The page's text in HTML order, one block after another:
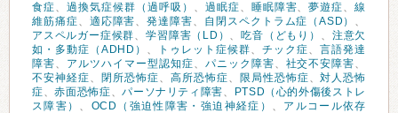
食症、 過換気症候群（過呼吸） 、 過眠症、 睡眠障害、夢遊症、線
維筋痛症、 適応障害、発達障害、 自閉スペクトラム症（ASD） 、
アスペルガー症候群、学習障害（LD） 、吃音（どもり） 、 注意欠
如・多動症（ADHD） 、 トゥレット症候群、チック症、言語発達
障害、 アルツハイマー型認知症、 パニック障害、 社交不安障害、
不安神経症、 閉所恐怖症、 高所恐怖症、 限局性恐怖症、対人恐怖
症、赤面恐怖症、パーソナリティ障害、
PTSD（心的外傷後ストレ
ス障害） 、 OCD（強迫性障害・強迫神経症） 、 アルコール依存